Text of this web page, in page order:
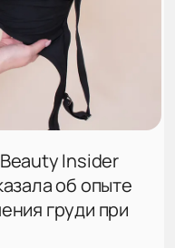
Insider
об опыте
груди при